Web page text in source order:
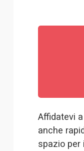
Affidatevi
anche
spazio per